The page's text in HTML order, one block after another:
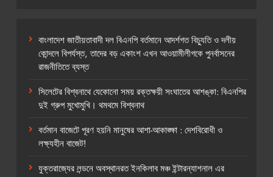
বাংলাদেশ জাতীয়তাবাদী দল বিএনপি বর্তমানে আদর্শগত বিচ্যুতি ও দলীয়
কোন্দলে বিপর্যস্ত, তাদের বড় একাংশ এখন আওয়ামীলীগকে পুনর্বাসনের
রাজনীতিতে ব্যস্ত
সিলেটের বিশ্বনাথে যেকোনো সময় রক্তক্ষয়ী সংঘাতের আশঙ্কা: বিএনপির
দুই গ্রুপ মুখোমুখি। থমথমে বিশ্বনাথ
বর্তমান বাজেটে পূরণ হয়নি মানুষের আশা-আকাঙ্ক্ষা : দেশবিরোধী ও
লক্ষ্যহীন বাজেট!
যুক্তরাজ্যের লন্ডনে অবস্থানরত ইনকিলাব মঞ্চ ইন্টারন্যাশনাল এর